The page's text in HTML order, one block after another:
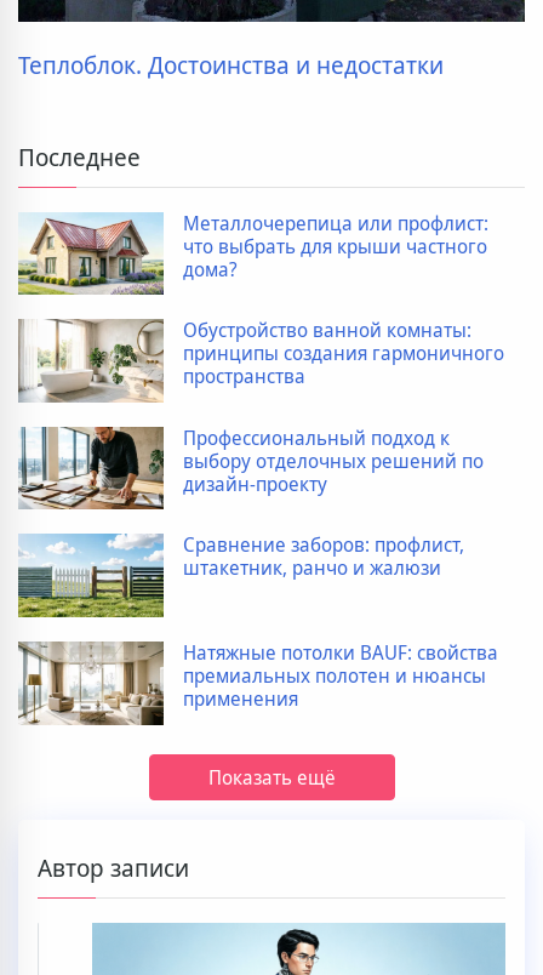
Теплоблок. Достоинства и недостатки
Последнее
Металлочерепица или профлист:
что выбрать для крыши частного
дома?
Обустройство ванной комнаты:
принципы создания гармоничного
пространства
Профессиональный подход к
выбору отделочных решений по
дизайн-проекту
Сравнение заборов: профлист,
штакетник, ранчо и жалюзи
Натяжные потолки BAUF: свойства
премиальных полотен и нюансы
применения
Показать ещё
Автор записи